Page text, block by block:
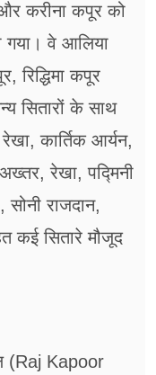
करीना कपूर को
वे आलिया
रिद्धिमा कपूर
सितारों के साथ
कार्तिक आर्यन,
रेखा, पद्मिनी
राजदान,
कई सितारे मौजूद
(Raj Kapoor